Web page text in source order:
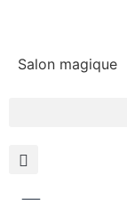
Salon magique